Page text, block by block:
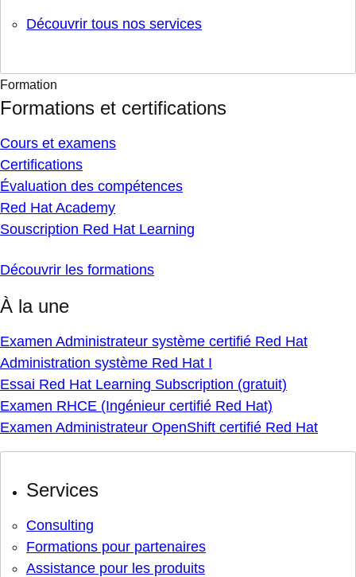
Découvrir tous nos services
Formation
Formations et certifications
Cours et examens
Certifications
Évaluation des compétences
Red Hat Academy
Souscription Red Hat Learning
Découvrir les formations
À la une
Examen Administrateur système certifié Red Hat
Administration système Red Hat I
Essai Red Hat Learning Subscription (gratuit)
Examen RHCE (Ingénieur certifié Red Hat)
Examen Administrateur OpenShift certifié Red Hat
Services
Consulting
Formations pour partenaires
Assistance pour les produits